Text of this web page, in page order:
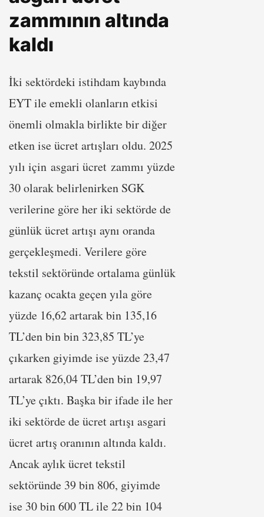
zammının altında
kaldı
İki sektördeki istihdam kaybında
EYT ile emekli olanların etkisi
önemli olmakla birlikte bir diğer
etken ise ücret artışları oldu. 2025
yılı için asgari ücret zammı yüzde
30 olarak belirlenirken SGK
verilerine göre her iki sektörde de
günlük ücret artışı aynı oranda
gerçekleşmedi. Verilere göre
tekstil sektöründe ortalama günlük
kazanç ocakta geçen yıla göre
yüzde 16,62 artarak bin 135,16
TL’den bin bin 323,85 TL’ye
çıkarken giyimde ise yüzde 23,47
artarak 826,04 TL’den bin 19,97
TL’ye çıktı. Başka bir ifade ile her
iki sektörde de ücret artışı asgari
ücret artış oranının altında kaldı.
Ancak aylık ücret tekstil
sektöründe 39 bin 806, giyimde
ise 30 bin 600 TL ile 22 bin 104